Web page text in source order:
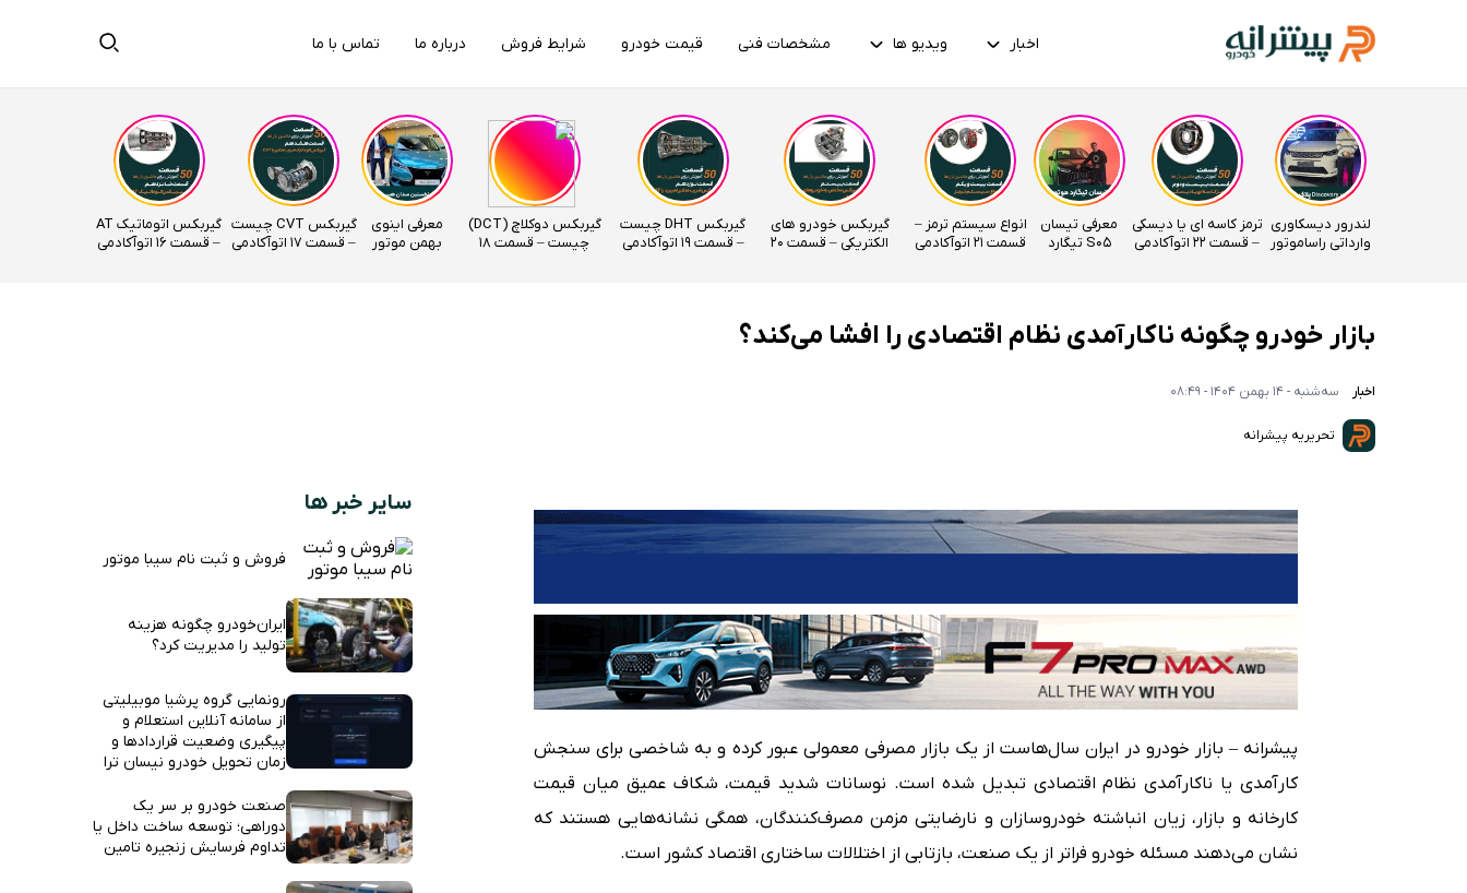
اخبار ویدیو ها مشخصات فنی قیمت خودرو شرایط فروش درباره ما تماس با ما
لندرور دیسکاوری
وارداتی راساموتور
ترمز کاسه ای یا دیسکی
– قسمت 22 اتوآکادمی
معرفی تیسان
S05 تیگارد
انواع سیستم ترمز –
قسمت 21 اتوآکادمی
گیربکس خودرو های
الکتریکی – قسمت 20
گیربکس DHT چیست
– قسمت 19 اتوآکادمی
گیربکس دوکلاچ (DCT)
چیست – قسمت 18
معرفی اینوی
بهمن موتور
گیربکس CVT چیست
– قسمت 17 اتوآکادمی
گیربکس اتوماتیک AT
– قسمت ۱۶ اتوآکادمی
بازار خودرو چگونه ناکارآمدی نظام اقتصادی را افشا می‌کند؟
اخبار سه‌شنبه - 14 بهمن 1404 - 08:49
تحریریه پیشرانه
پیشرانه – بازار خودرو در ایران سال‌هاست از یک بازار مصرفی معمولی عبور کرده و به شاخصی برای سنجش
کارآمدی یا ناکارآمدی نظام اقتصادی تبدیل شده است. نوسانات شدید قیمت، شکاف عمیق میان قیمت
کارخانه و بازار، زیان انباشته خودروسازان و نارضایتی مزمن مصرف‌کنندگان، همگی نشانه‌هایی هستند که
نشان می‌دهند مسئله خودرو فراتر از یک صنعت، بازتابی از اختلالات ساختاری اقتصاد کشور است.
سایر خبر ها
فروش و ثبت نام سیبا موتور
ایران‌خودرو چگونه هزینه
تولید را مدیریت کرد؟
رونمایی گروه پرشیا موبیلیتی
از سامانه آنلاین استعلام و
پیگیری وضعیت قراردادها و
زمان تحویل خودرو نیسان ترا
صنعت خودرو بر سر یک
دوراهی؛ توسعه ساخت داخل یا
تداوم فرسایش زنجیره تامین